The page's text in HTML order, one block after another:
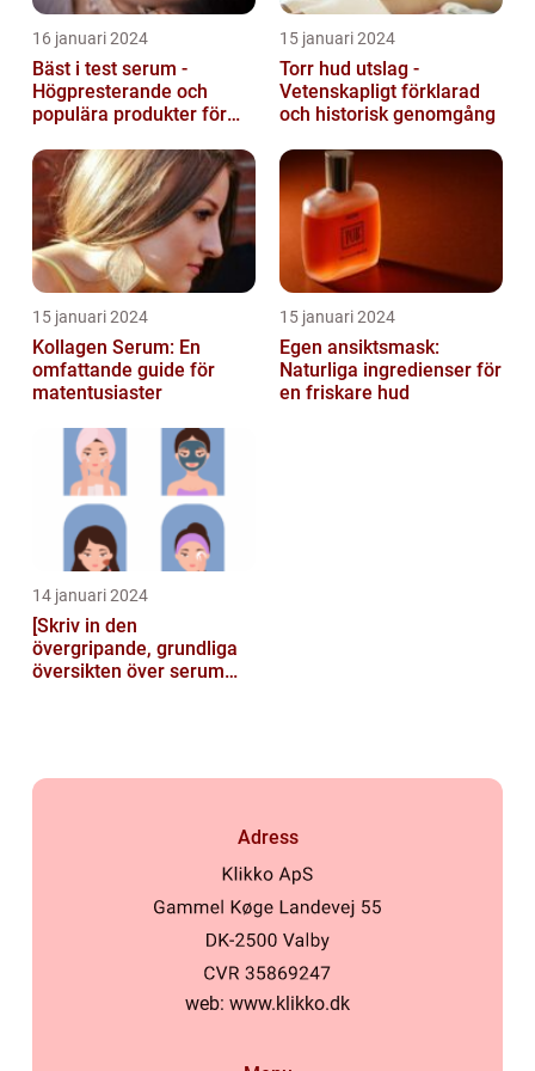
16 januari 2024
Bäst i test serum -
Högpresterande och
populära produkter för
15 januari 2024
Torr hud utslag -
Vetenskapligt förklarad
och historisk genomgång
15 januari 2024
Kollagen Serum: En
omfattande guide för
matentusiaster
15 januari 2024
Egen ansiktsmask:
Naturliga ingredienser för
en friskare hud
14 januari 2024
[Skriv in den
övergripande, grundliga
översikten över serum
Adress
web: www.klikko.dk